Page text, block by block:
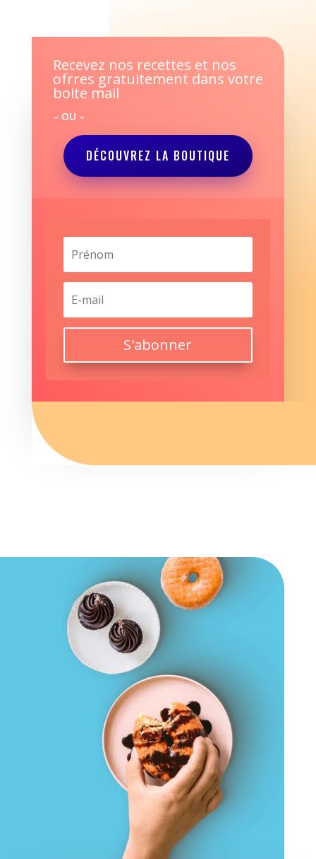
Recevez nos recettes et nos
ofrres gratuitement dans votre
boite mail
– OU –
DÉCOUVREZ LA BOUTIQUE
S'abonner